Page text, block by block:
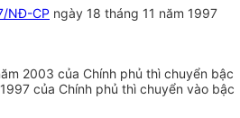
NĐ-CP ngày 18 tháng 11 năm 1997
2003 của Chính phủ thì chuyển bậc
của Chính phủ thì chuyển vào bậc